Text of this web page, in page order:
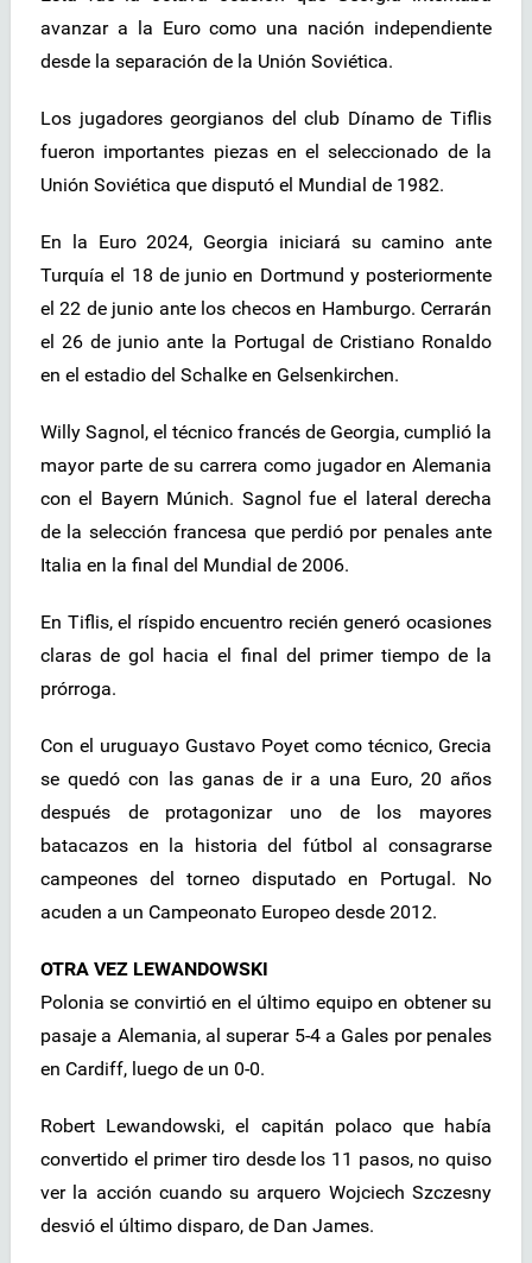
avanzar a la Euro como una nación independiente
desde la separación de la Unión Soviética.
Los jugadores georgianos del club Dínamo de Tiflis
fueron importantes piezas en el seleccionado de la
Unión Soviética que disputó el Mundial de 1982.
En la Euro 2024, Georgia iniciará su camino ante
Turquía el 18 de junio en Dortmund y posteriormente
el 22 de junio ante los checos en Hamburgo. Cerrarán
el 26 de junio ante la Portugal de Cristiano Ronaldo
en el estadio del Schalke en Gelsenkirchen.
Willy Sagnol, el técnico francés de Georgia, cumplió la
mayor parte de su carrera como jugador en Alemania
con el Bayern Múnich. Sagnol fue el lateral derecha
de la selección francesa que perdió por penales ante
Italia en la final del Mundial de 2006.
En Tiflis, el ríspido encuentro recién generó ocasiones
claras de gol hacia el final del primer tiempo de la
prórroga.
Con el uruguayo Gustavo Poyet como técnico, Grecia
se quedó con las ganas de ir a una Euro, 20 años
después de protagonizar uno de los mayores
batacazos en la historia del fútbol al consagrarse
campeones del torneo disputado en Portugal. No
acuden a un Campeonato Europeo desde 2012.
OTRA VEZ LEWANDOWSKI
Polonia se convirtió en el último equipo en obtener su
pasaje a Alemania, al superar 5-4 a Gales por penales
en Cardiff, luego de un 0-0.
Robert Lewandowski, el capitán polaco que había
convertido el primer tiro desde los 11 pasos, no quiso
ver la acción cuando su arquero Wojciech Szczesny
desvió el último disparo, de Dan James.